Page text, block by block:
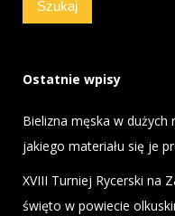
Ostatnie wpisy
Bielizna męska w
jakiego materiału się je
XVIII Turniej Rycerski na
święto w powiecie